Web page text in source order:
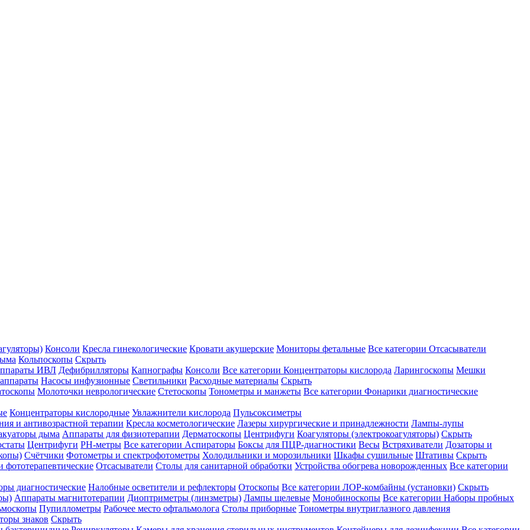
Консоли Кресла гинекологические Кровати акушерские Мониторы фетальные Все категории Отсасыватели
Кольпоскопы Скрыть
ИВЛ Дефибрилляторы Капнографы Консоли Все категории Концентраторы кислорода Ларингоскопы Мешки
Насосы инфузионные Светильники Расходные материалы Скрыть
Молоточки неврологические Стетоскопы Тонометры и манжеты Все категории Фонарики диагностические
Концентраторы кислородные Увлажнители кислорода Пульсоксиметры
и антивозрастной терапии Кресла косметологические Лазеры хирургические и принадлежности Лампы-лупы
дыма Аппараты для физиотерапии Дерматоскопы Центрифуги Коагуляторы (электрокоагуляторы) Скрыть
Центрифуги PH-метры Все категории Аспираторы Боксы для ПЦР-диагностики Весы Встряхиватели Дозаторы и
Счётчики Фотометры и спектрофотометры Холодильники и морозильники Шкафы сушильные Штативы Скрыть
фототерапевтические Отсасыватели Столы для санитарной обработки Устройства обогрева новорожденных Все категории
диагностические Налобные осветители и рефлекторы Отоскопы Все категории ЛОР-комбайны (установки) Скрыть
Аппараты магнитотерапии Диоптриметры (линзметры) Лампы щелевые Монобиноскопы Все категории Наборы пробных
Пупиллометры Рабочее место офтальмолога Столы приборные Тонометры внутриглазного давления
знаков Скрыть